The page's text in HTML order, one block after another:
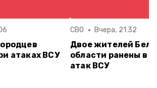
атаках ВСУ
СВО Вчера, 21:32
Двое жителей
области ранены в
атак ВСУ